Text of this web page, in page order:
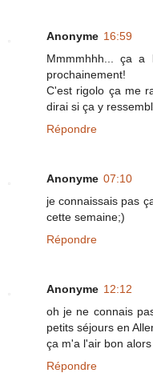
Anonyme 16:59
Mmmmhhh... ça
prochainement!
C'est rigolo ça me
dirai si ça y
Répondre
Anonyme 07:10
je connaissais pas
cette semaine;)
Répondre
Anonyme 12:12
oh je ne connais
petits séjours en
ça m'a l'air bon
Répondre